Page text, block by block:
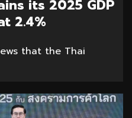
its 2025 GDP
2.4%
that the Thai